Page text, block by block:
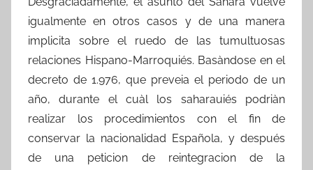
igualmente en otros casos y de una manera
implicita sobre el ruedo de las tumultuosas
relaciones Hispano-Marroquiés. Basàndose en el
decreto de 1.976, que preveia el periodo de un
año, durante el cuàl los saharauiés podriàn
realizar los procedimientos con el fin de
conservar la nacionalidad Española, y después
de una peticion de reintegracion de la